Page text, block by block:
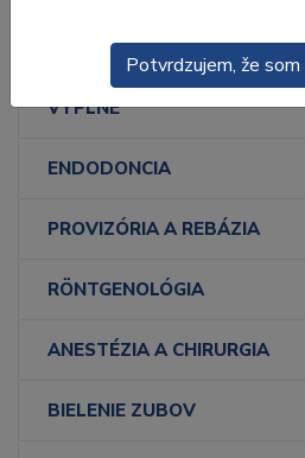
ODLTAČKOVANIE
VÝPLNE
ENDODONCIA
PROVIZÓRIA A REBÁZIA
RÖNTGENOLÓGIA
ANESTÉZIA A CHIRURGIA
BIELENIE ZUBOV
Potvrdzujem, že